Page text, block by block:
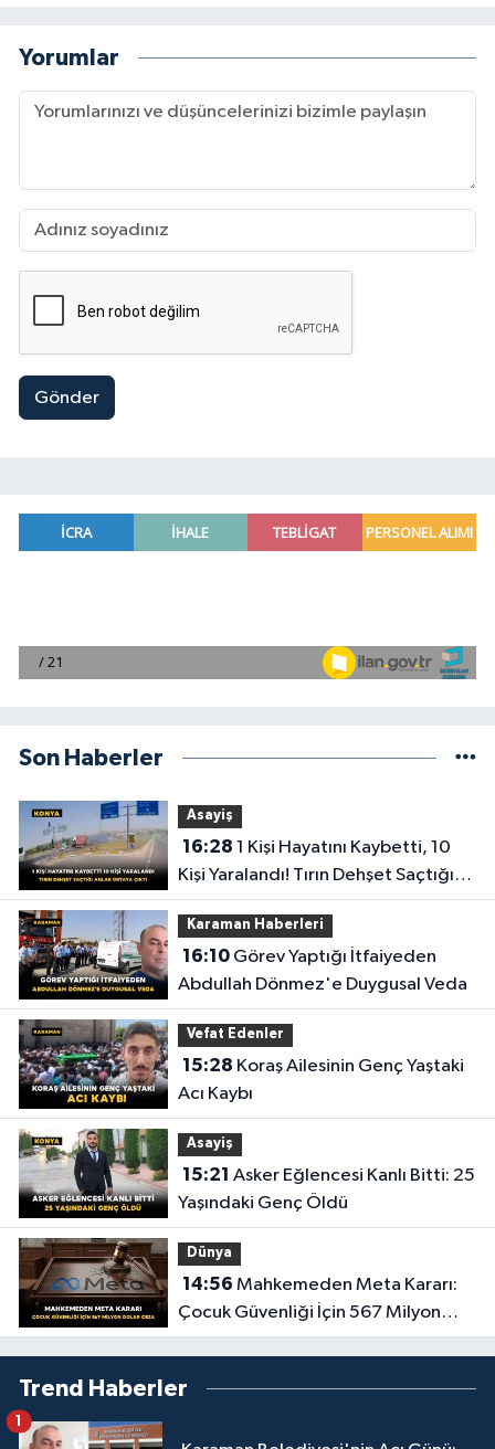
Yorumlar
Gönder
Son Haberler
Asayiş
16:28
Kişi Yaralandı! Tırın Dehşet Saçtığı
Anlar Ortaya Çıktı
Karaman Haberleri
16:10Görev Yaptığı İtfaiyeden
Abdullah Dönmez'e Duygusal Veda
Vefat Edenler
15:28
Acı Kaybı
Asayiş
15:21
Yaşındaki Genç Öldü
Dünya
14:56
Çocuk Güvenliği İçin 567 Milyon
Dolar Ceza
Trend Haberler
1